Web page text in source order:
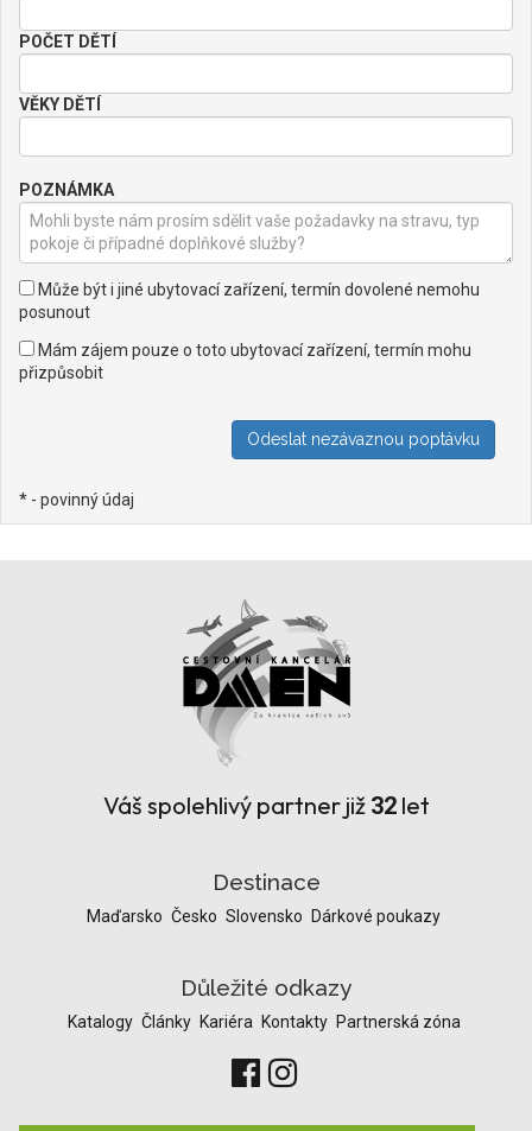
POČET DĚTÍ
VĚKY DĚTÍ
POZNÁMKA
Může být i jiné ubytovací zařízení, termín dovolené nemohu
posunout
Mám zájem pouze o toto ubytovací zařízení, termín mohu
přizpůsobit
* - povinný údaj
Váš spolehlivý partner již 32let
Destinace
Maďarsko Česko Slovensko Dárkové poukazy
Důležité odkazy
Katalogy Články Kariéra Kontakty Partnerská zóna